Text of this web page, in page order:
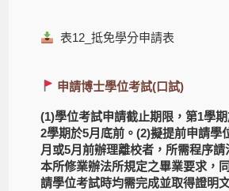
表12_抵免學分申請表
申請博士學位考試(口試)
(1)學位考試申請截止期限，第1學
2學期於5月底前。(2)擬提前申請學
月或5月前辦理離校者，所需程序
本所修業辦法所規定之畢業要求，
請學位考試時均需完成並取得證明